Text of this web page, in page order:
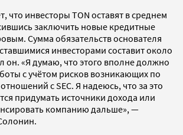
что инвесторы TON оставят в среднем
заключить новые кредитные
Сумма обязательств основателя
инвесторами составит около
он. «Я думаю, что этого вполне должно
с учётом рисков возникающих по
с SEC. Я надеюсь, что за это
придумать источники дохода или
компанию дальше», —